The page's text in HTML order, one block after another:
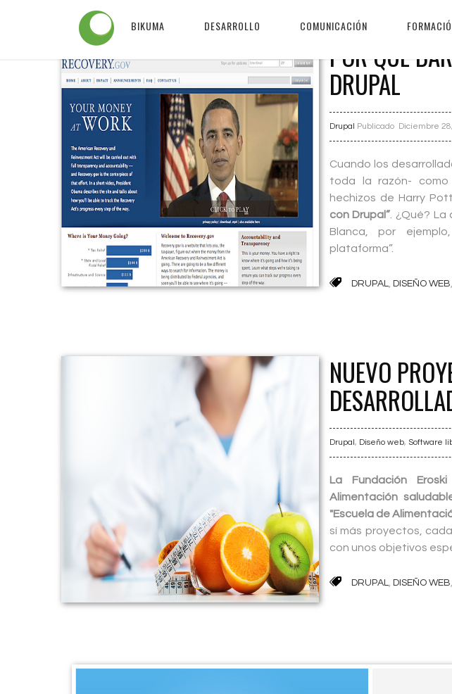
BIKUMA DESARROLLO COMUNICACIÓN
POR QUÉ
DRUPAL
Drupal Publicado Diciembre
Cuando los
toda la razón-
hechizos de Harry
con Drupal” . ¿Qué?
Blanca, por
plataforma”.
DRUPAL, DISEÑO WEB,
NUEVO
Drupal, Diseño web, Software
La Fundación
Alimentación
"Escuela de
sí más proyectos,
con unos objetivos
DRUPAL, DISEÑO WEB,